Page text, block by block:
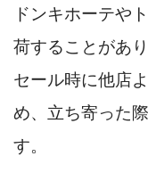
ドンキホーテや
荷することがあり
セール時に他店
め、立ち寄った
す。